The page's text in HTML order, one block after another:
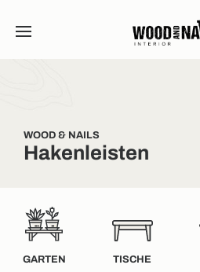
WOOD & NAILS
Hakenleisten
GARTEN TISCHE